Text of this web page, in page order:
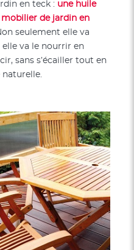
en teck : une huile
de jardin en
seulement elle va
va le nourrir en
sans s’écailler tout en
naturelle.